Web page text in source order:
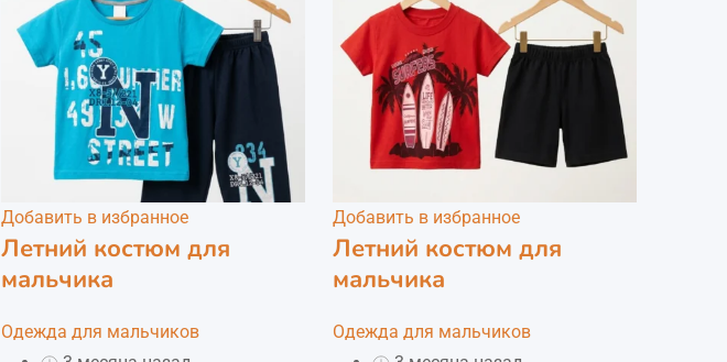
Добавить в избранное
Летний костюм для
мальчика
Одежда для мальчиков
Добавить в избранное
Летний костюм для
мальчика
Одежда для мальчиков